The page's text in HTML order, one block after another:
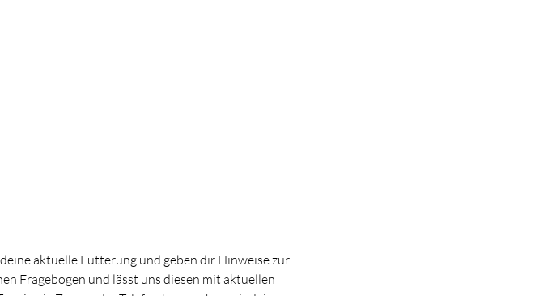
aktuelle Fütterung und geben dir Hinweise zur
Fragebogen und lässt uns diesen mit aktuellen